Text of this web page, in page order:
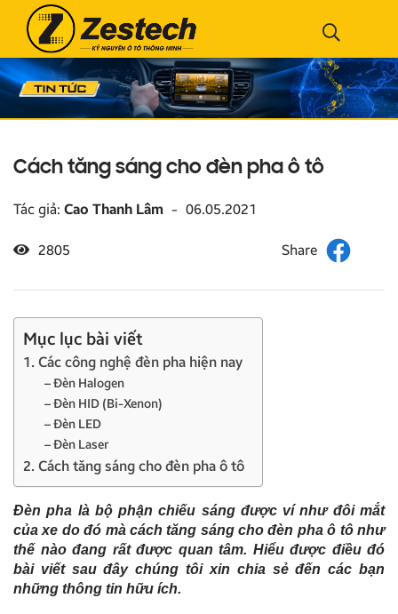
Cách tăng sáng cho đèn pha ô tô
Tác giả: Cao Thanh Lâm - 06.05.2021
2805
Mục lục bài viết
1. Các công nghệ đèn pha hiện nay
– Đèn Halogen
– Đèn HID (Bi-Xenon)
– Đèn LED
– Đèn Laser
2. Cách tăng sáng cho đèn pha ô tô
Đèn pha là bộ phận chiếu sáng được ví như đôi mắt
của xe do đó mà cách tăng sáng cho đèn pha ô tô như
thế nào đang rất được quan tâm. Hiểu được điều đó
bài viết sau đây chúng tôi xin chia sẻ đến các bạn
những thông tin hữu ích.